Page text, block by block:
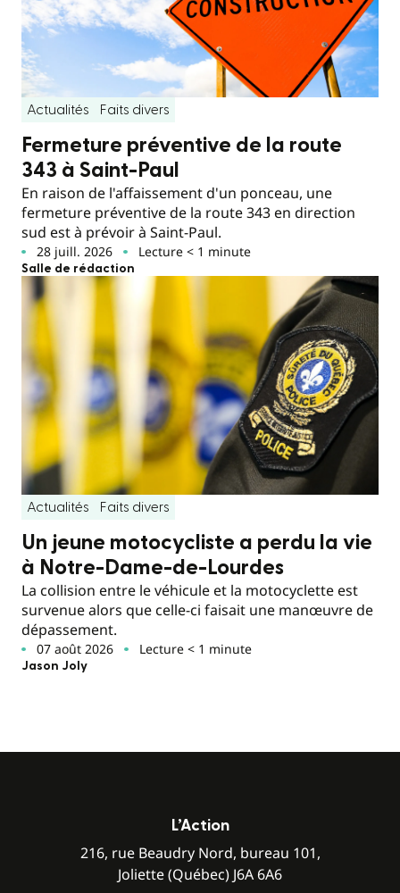
Actualités Faits divers
Fermeture préventive de la route
343 à Saint-Paul
En raison de l'affaissement d'un ponceau, une
fermeture préventive de la route 343 en direction
sud est à prévoir à Saint-Paul.
28 juill. 2026 Lecture < 1 minute
Salle de rédaction
Actualités Faits divers
Un jeune motocycliste a perdu la vie
à Notre-Dame-de-Lourdes
La collision entre le véhicule et la motocyclette est
survenue alors que celle-ci faisait une manœuvre de
dépassement.
07 août 2026 Lecture < 1 minute
Jason Joly
L’Action
216, rue Beaudry Nord, bureau 101,
Joliette (Québec) J6A 6A6